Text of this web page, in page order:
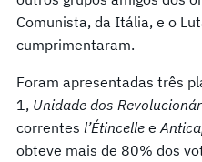
Comunista, da Itália, e o
cumprimentaram.
Foram apresentadas três
1, Unidade dos
correntes l’Étincelle e
obteve mais de 80% dos